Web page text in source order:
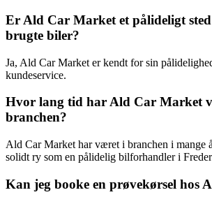
Er Ald Car Market et pålideligt
brugte biler?
Ja, Ald Car Market er kendt for sin
kundeservice.
Hvor lang tid har Ald Car Market
branchen?
Ald Car Market har været i branchen i mange
solidt ry som en pålidelig bilforhandler i
Kan jeg booke en prøvekørsel hos